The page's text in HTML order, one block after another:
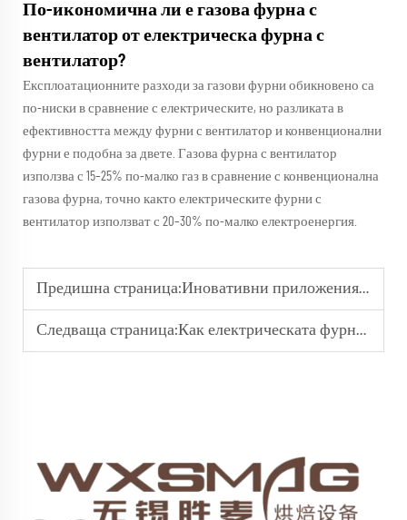
По-икономична ли е газова фурна с
вентилатор от електрическа фурна с
вентилатор?
Експлоатационните разходи за газови фурни обикновено са
по-ниски в сравнение с електрическите, но разликата в
ефективността между фурни с вентилатор и конвенционални
фурни е подобна за двете. Газова фурна с вентилатор
използва с 15–25% по-малко газ в сравнение с конвенционална
газова фурна, точно както електрическите фурни с
вентилатор използват с 20–30% по-малко електроенергия.
Предишна страница:Иновативни приложения и разработки във връзка с ротационните печки в бакалейската индустрия
Следваща страница:Как електрическата фурна подобрява ефективността при готвенето и печенето?